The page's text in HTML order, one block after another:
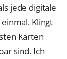
jede digitale
Klingt
Karten
sind. Ich